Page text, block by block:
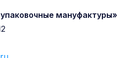
мануфактуры»